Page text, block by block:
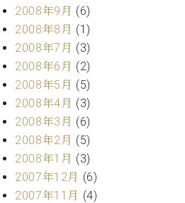
2008年9月 (6)
2008年8月 (1)
2008年7月 (3)
2008年6月 (2)
2008年5月 (5)
2008年4月 (3)
2008年3月 (6)
2008年2月 (5)
2008年1月 (3)
2007年12月 (6)
2007年11月 (4)